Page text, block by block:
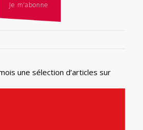
Je m’abonne
une sélection d’articles sur